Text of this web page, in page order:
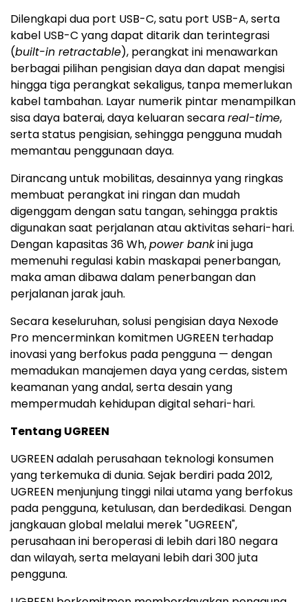
Dilengkapi dua port USB-C, satu port USB-A, serta
kabel USB-C yang dapat ditarik dan terintegrasi
(built-in retractable), perangkat ini menawarkan
berbagai pilihan pengisian daya dan dapat mengisi
hingga tiga perangkat sekaligus, tanpa memerlukan
kabel tambahan. Layar numerik pintar menampilkan
sisa daya baterai, daya keluaran secarareal-time,
serta status pengisian, sehingga pengguna mudah
memantau penggunaan daya.
Dirancang untuk mobilitas, desainnya yang ringkas
membuat perangkat ini ringan dan mudah
digenggam dengan satu tangan, sehingga praktis
digunakan saat perjalanan atau aktivitas sehari-hari.
Dengan kapasitas 36 Wh,power bankini juga
memenuhi regulasi kabin maskapai penerbangan,
maka aman dibawa dalam penerbangan dan
perjalanan jarakjauh.
Secara keseluruhan, solusi pengisian daya Nexode
Pro mencerminkan komitmen UGREEN terhadap
inovasi yang berfokus pada pengguna — dengan
memadukan manajemen daya yang cerdas, sistem
keamanan yang andal, serta desain yang
mempermudah kehidupan digital sehari-hari.
Tentang UGREEN
UGREEN adalah perusahaan teknologi konsumen
yang terkemuka di dunia. Sejak berdiri pada 2012,
UGREEN menjunjung tinggi nilai utama yang berfokus
pada pengguna, ketulusan, dan berdedikasi. Dengan
jangkauan global melalui merek "UGREEN",
perusahaan ini beroperasi di lebih dari 180 negara
dan wilayah, serta melayani lebih dari 300 juta
pengguna.